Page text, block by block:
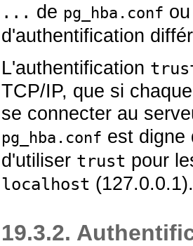
... de pg_hba.conf
d'authentification
L'authentification
TCP/IP, que si
se connecter au
pg_hba.conf est digne
d'utiliser trust pour
localhost (127.0.0.1).
19.3.2.